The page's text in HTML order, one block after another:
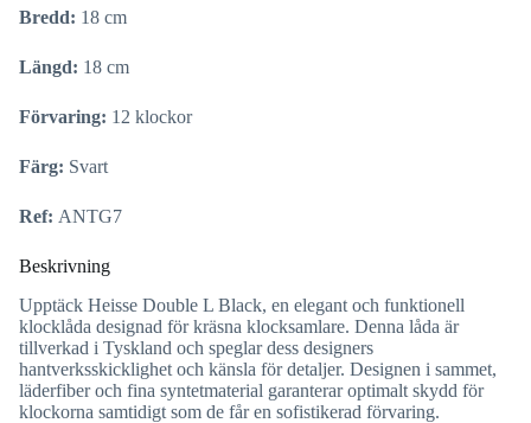
Bredd: 18 cm
Längd: 18 cm
Förvaring: 12 klockor
Färg: Svart
Ref: ANTG7
Beskrivning
Upptäck Heisse Double L Black, en elegant och funktionell
klocklåda designad för kräsna klocksamlare. Denna låda är
tillverkad i Tyskland och speglar dess designers
hantverksskicklighet och känsla för detaljer. Designen i sammet,
läderfiber och fina syntetmaterial garanterar optimalt skydd för
klockorna samtidigt som de får en sofistikerad förvaring.